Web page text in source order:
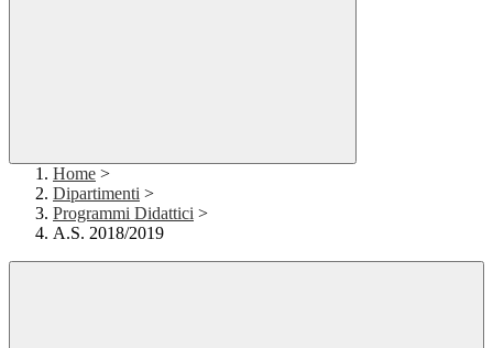
Home >
Dipartimenti >
Programmi Didattici >
A.S. 2018/2019